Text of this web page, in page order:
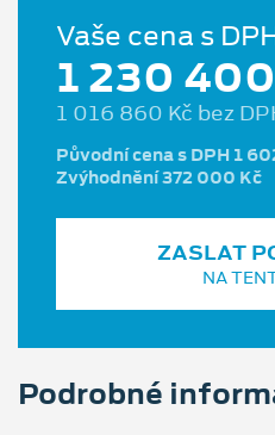
Vaše cena s
1 230
1 016 860 Kč bez
Původní cena s DPH 1
Zvýhodnění 372 000 Kč
ZASLAT
NA
Podrobné